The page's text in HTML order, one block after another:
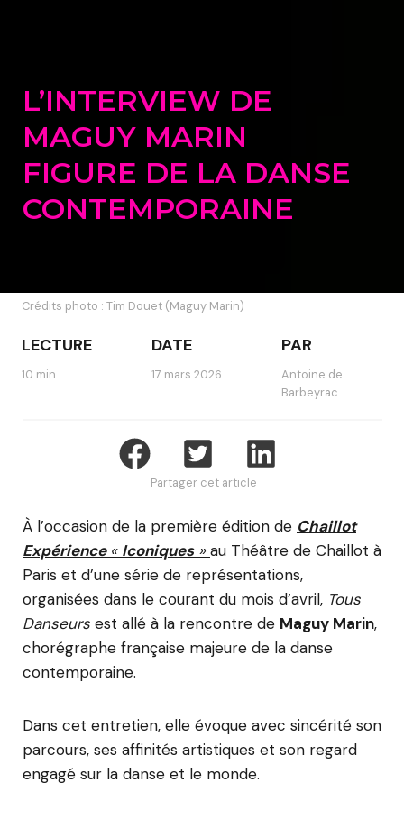
L’INTERVIEW DE
MAGUY MARIN
FIGURE DE LA DANSE
CONTEMPORAINE
Crédits photo : Tim Douet (Maguy Marin)
LECTURE
10 min
DATE
17 mars 2026
PAR
Antoine de
Barbeyrac
Partager cet article
À l’occasion de la première édition de Chaillot
Expérience « Iconiques» au Théâtre de Chaillot à
Paris et d’une série de représentations,
organisées dans le courant du mois d’avril, Tous
Danseurs est allé à la rencontre de Maguy Marin,
chorégraphe française majeure de la danse
contemporaine.
Dans cet entretien, elle évoque avec sincérité son
parcours, ses affinités artistiques et son regard
engagé sur la danse et le monde.